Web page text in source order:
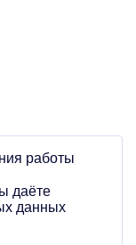
работы
даёте
данных